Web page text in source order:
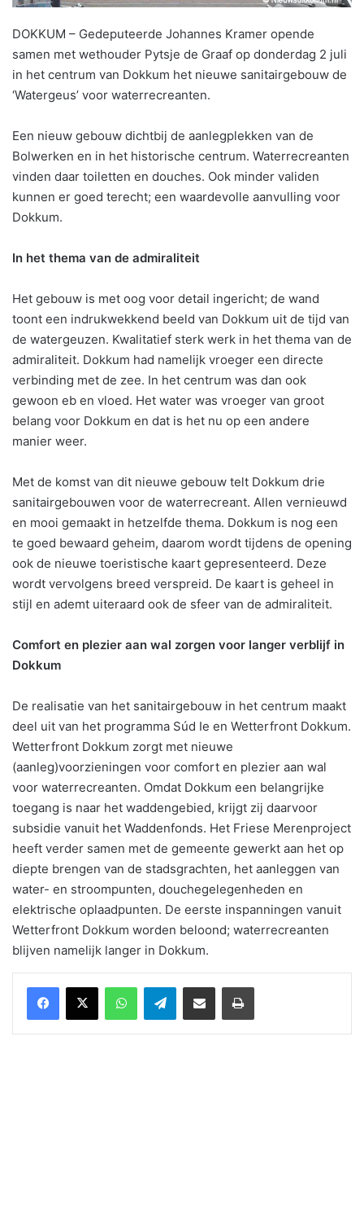
DOKKUM – Gedeputeerde Johannes Kramer opende
samen met wethouder Pytsje de Graaf op donderdag 2 juli
in het centrum van Dokkum het nieuwe sanitairgebouw de
‘Watergeus’ voor waterrecreanten.
Een nieuw gebouw dichtbij de aanlegplekken van de
Bolwerken en in het historische centrum. Waterrecreanten
vinden daar toiletten en douches. Ook minder validen
kunnen er goed terecht; een waardevolle aanvulling voor
Dokkum.
In het thema van de admiraliteit
Het gebouw is met oog voor detail ingericht; de wand
toont een indrukwekkend beeld van Dokkum uit de tijd van
de watergeuzen. Kwalitatief sterk werk in het thema van de
admiraliteit. Dokkum had namelijk vroeger een directe
verbinding met de zee. In het centrum was dan ook
gewoon eb en vloed. Het water was vroeger van groot
belang voor Dokkum en dat is het nu op een andere
manier weer.
Met de komst van dit nieuwe gebouw telt Dokkum drie
sanitairgebouwen voor de waterrecreant. Allen vernieuwd
en mooi gemaakt in hetzelfde thema. Dokkum is nog een
te goed bewaard geheim, daarom wordt tijdens de opening
ook de nieuwe toeristische kaart gepresenteerd. Deze
wordt vervolgens breed verspreid. De kaart is geheel in
stijl en ademt uiteraard ook de sfeer van de admiraliteit.
Comfort en plezier aan wal zorgen voor langer verblijf in
Dokkum
De realisatie van het sanitairgebouw in het centrum maakt
deel uit van het programma Súd Ie en Wetterfront Dokkum.
Wetterfront Dokkum zorgt met nieuwe
(aanleg)voorzieningen voor comfort en plezier aan wal
voor waterrecreanten. Omdat Dokkum een belangrijke
toegang is naar het waddengebied, krijgt zij daarvoor
subsidie vanuit het Waddenfonds. Het Friese Merenproject
heeft verder samen met de gemeente gewerkt aan het op
diepte brengen van de stadsgrachten, het aanleggen van
water- en stroompunten, douchegelegenheden en
elektrische oplaadpunten. De eerste inspanningen vanuit
Wetterfront Dokkum worden beloond; waterrecreanten
blijven namelijk langer in Dokkum.
WhatsAppTelegramDelen via Email Print